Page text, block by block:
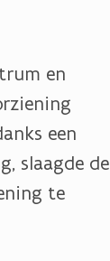
en
een
slaagde de
te